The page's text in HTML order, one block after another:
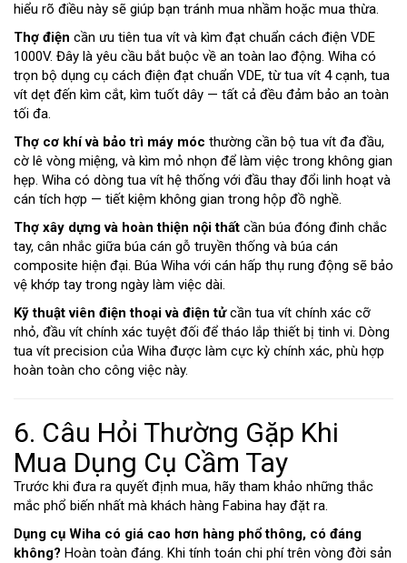
hiểu rõ điều này sẽ giúp bạn tránh mua nhầm hoặc mua thừa.
Thợ điện cần ưu tiên tua vít và kìm đạt chuẩn cách điện VDE
1000V. Đây là yêu cầu bắt buộc về an toàn lao động. Wiha có
trọn bộ dụng cụ cách điện đạt chuẩn VDE, từ tua vít 4 cạnh, tua
vít dẹt đến kìm cắt, kìm tuốt dây — tất cả đều đảm bảo an toàn
tối đa.
Thợ cơ khí và bảo trì máy móc thường cần bộ tua vít đa đầu,
cờ lê vòng miệng, và kìm mỏ nhọn để làm việc trong không gian
hẹp. Wiha có dòng tua vít hệ thống với đầu thay đổi linh hoạt và
cán tích hợp — tiết kiệm không gian trong hộp đồ nghề.
Thợ xây dựng và hoàn thiện nội thất cần búa đóng đinh chắc
tay, cân nhắc giữa búa cán gỗ truyền thống và búa cán
composite hiện đại. Búa Wiha với cán hấp thụ rung động sẽ bảo
vệ khớp tay trong ngày làm việc dài.
Kỹ thuật viên điện thoại và điện tửcần tua vít chính xác cỡ
nhỏ, đầu vít chính xác tuyệt đối để tháo lắp thiết bị tinh vi. Dòng
tua vít precision của Wiha được làm cực kỳ chính xác, phù hợp
hoàn toàn cho công việc này.
6. Câu Hỏi Thường Gặp Khi
Mua Dụng Cụ Cầm Tay
Trước khi đưa ra quyết định mua, hãy tham khảo những thắc
mắc phổ biến nhất mà khách hàng Fabina hay đặt ra.
Dụng cụ Wiha có giá cao hơn hàng phổ thông, có đáng
không? Hoàn toàn đáng. Khi tính toán chi phí trên vòng đời sản